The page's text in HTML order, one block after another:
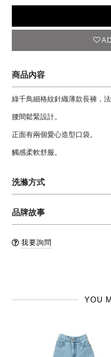
商品內容
綠千鳥細格紋針織薄款長褲，
腰間鬆緊設計。
正面有兩個愛心造型口袋。
觸感柔軟舒服。
洗滌方式
品牌國: 法國
品牌故事
子所建立的品牌，不同於
我要詢問
YOU